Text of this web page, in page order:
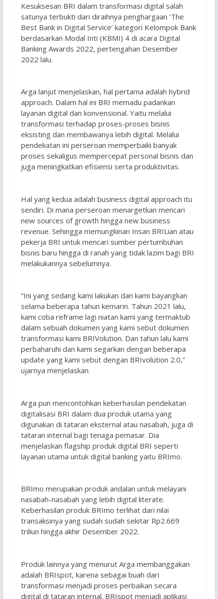
Kesuksesan BRI dalam transformasi digital salah
satunya terbukti dari diraihnya penghargaan ‘The
Best Bank in Digital Service’ kategori Kelompok Bank
berdasarkan Modal Inti (KBMI) 4 di acara Digital
Banking Awards 2022, pertengahan Desember
2022 lalu.
Arga lanjut menjelaskan, hal pertama adalah hybrid
approach. Dalam hal ini BRI memadu padankan
layanan digital dan konvensional. Yaitu melalui
transformasi terhadap proses-proses bisnis
eksisting dan membawanya lebih digital. Melalui
pendekatan ini perseroan memperbaiki banyak
proses sekaligus mempercepat personal bisnis dan
juga meningkatkan efisiensi serta produktivitas.
Hal yang kedua adalah business digital approach itu
sendiri. Di mana perseroan menargetkan mencari
new sources of growth hingga new business
revenue. Sehingga memungkinan Insan BRILian atau
pekerja BRI untuk mencari sumber pertumbuhan
bisnis baru hingga di ranah yang tidak lazim bagi BRI
melakukannya sebelumnya.
“Ini yang sedang kami lakukan dan kami bayangkan
selama beberapa tahun kemarin. Tahun 2021 lalu,
kami coba reframe lagi niatan kami yang termaktub
dalam sebuah dokumen yang kami sebut dokumen
transformasi kami BRIVolution. Dan tahun lalu kami
perbaharuhi dan kami segarkan dengan beberapa
update yang kami sebut dengan BRIvolution 2.0,”
ujarnya menjelaskan.
Arga pun mencontohkan keberhasilan pendekatan
digitalisasi BRI dalam dua produk utama yang
digunakan di tataran eksternal atau nasabah, juga di
tataran internal bagi tenaga pemasar. Dia
menjelaskan flagship produk digital BRI seperti
layanan utama untuk digital banking yaitu BRImo.
BRImo merupakan produk andalan untuk melayani
nasabah-nasabah yang lebih digital literate.
Keberhasilan produk BRImo terlihat dari nilai
transaksinya yang sudah sudah sekitar Rp2.669
triliun hingga akhir Desember 2022.
Produk lainnya yang menurut Arga membanggakan
adalah BRIspot, karena sebagai buah dari
transformasi menjadi proses perbaikan secara
digital di tataran internal. BRIspot menjadi aplikasi